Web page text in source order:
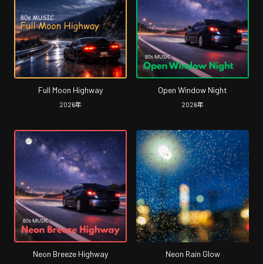
Full Moon Highway
2026年
Open Window Night
2026年
Neon Breeze Highway Neon Rain Glow